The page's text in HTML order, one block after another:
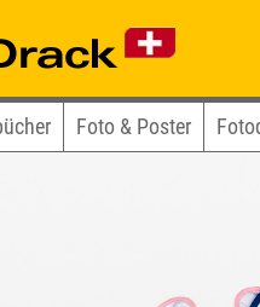
Foto & Poster